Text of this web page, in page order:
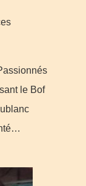
le Bof